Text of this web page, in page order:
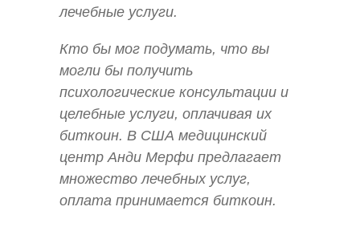
лечебные услуги.
Кто бы мог подумать, что вы
могли бы получить
психологические консультации и
целебные услуги, оплачивая их
биткоин. В США медицинский
центр Анди Мерфи предлагает
множество лечебных услуг,
оплата принимается биткоин.